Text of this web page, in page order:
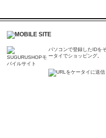
パソコンで登録したIDを
ータイでショッピング。